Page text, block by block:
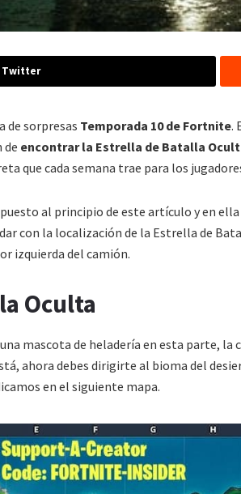
Twitter
de sorpresas Temporada 10 de Fortnite.
de encontrar la Estrella de Batalla
que cada semana trae para los
al principio de este artículo y en ella
con la localización de la Estrella de
izquierda del camión.
Oculta
mascota de heladería en esta parte, la
ahora debes dirigirte al bioma del
en el siguiente mapa.